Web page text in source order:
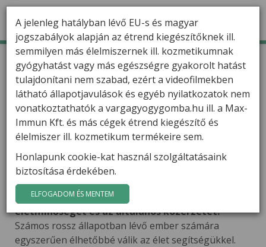
TERMÉKEK
HÍREK
VARGA GÁBOR
FILMEK
GYÓGYGOMBÁK
KAPCSOLAT
Kezdőlap
Hírek
Műtét utáni és általános állapotjavulás gyógygomba
kivonatokkal
Műtét utáni és általános
állapotjavulás gyógygomba
kivonatokkal
A gyógygomba kivonatoknak gyakran
tapasztaltuk jótékony hatását idős embereknél
is. Erősítik a szervezet regenerációs képességét,
gyorsítják a felépülést, javítják az
életminőséget és az általános közérzetet.
Számos rossz állapotban lévő ember számára
egyszerűen élhetőbbé válik az élet segítségükkel.
A jelenleg hatályban lévő EU-s és magyar
jogszabályok alapján az étrend kiegészítőknek ill.
semmilyen más élelmiszernek ill. kozmetikumnak
gyógyhatást vagy más egészségre gyakorolt hatást
tulajdonítani nem szabad, ezért a videofilmekben
látható állapotjavulások és egyéb nyilatkozatok nem
vonatkoztathatók a vargagyogygomba.hu ill. a Max-
Immun Kft. és más cégek étrend kiegészítő és
élelmiszer ill. kozmetikum termékeire sem.
Honlapunk cookie-kat használ szolgáltatásaink
biztosítása érdekében.
ELFOGADOM ÉS MENTEM